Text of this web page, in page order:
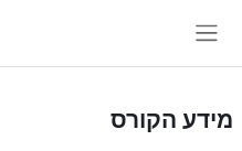
מידע הקורס